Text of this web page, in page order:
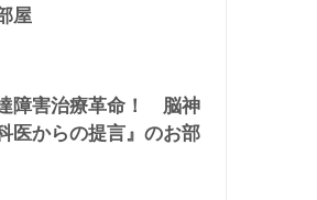
屋
達障害治療革命！ 脳神
医からの提言』のお部